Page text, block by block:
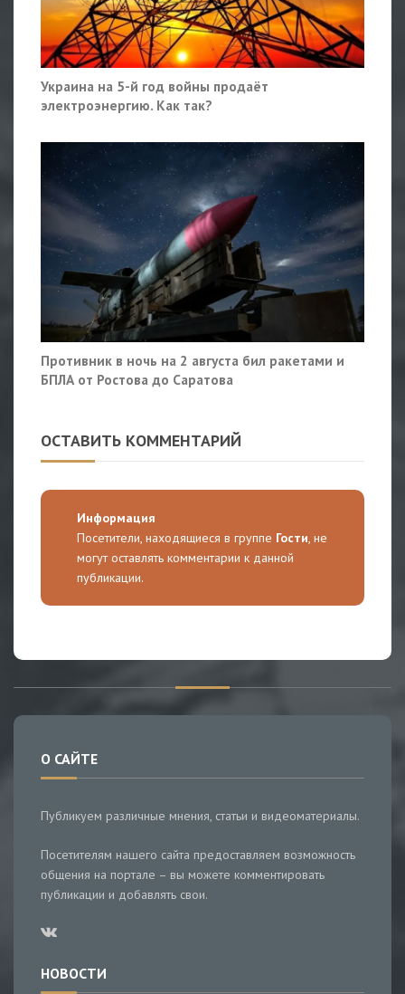
Украина на 5-й год войны продаёт
электроэнергию. Как так?
Противник в ночь на 2 августа бил ракетами и
БПЛА от Ростова до Саратова
ОСТАВИТЬ КОММЕНТАРИЙ
Информация
Посетители, находящиеся в группе Гости, не
могут оставлять комментарии к данной
публикации.
О САЙТЕ
Публикуем различные мнения, статьи и видеоматериалы.
Посетителям нашего сайта предоставляем возможность
общения на портале – вы можете комментировать
публикации и добавлять свои.
НОВОСТИ